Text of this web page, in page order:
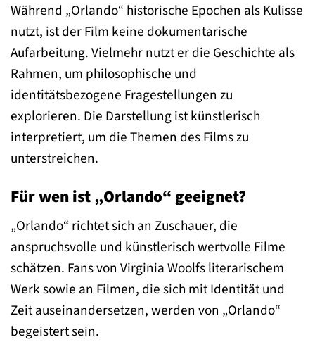
Während „Orlando“ historische Epochen als Kulisse
nutzt, ist der Film keine dokumentarische
Aufarbeitung. Vielmehr nutzt er die Geschichte als
Rahmen, um philosophische und
identitätsbezogene Fragestellungen zu
explorieren. Die Darstellung ist künstlerisch
interpretiert, um die Themen des Films zu
unterstreichen.
Für wen ist „Orlando“ geeignet?
„Orlando“ richtet sich an Zuschauer, die
anspruchsvolle und künstlerisch wertvolle Filme
schätzen. Fans von Virginia Woolfs literarischem
Werk sowie an Filmen, die sich mit Identität und
Zeit auseinandersetzen, werden von „Orlando“
begeistert sein.